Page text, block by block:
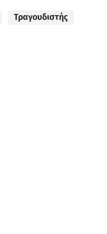
Τραγουδιστής